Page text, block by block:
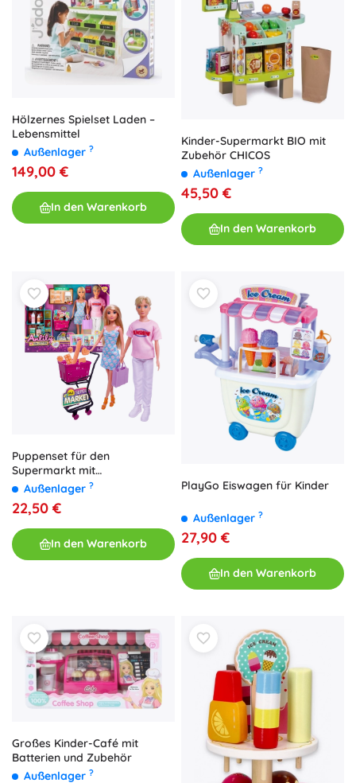
Hölzernes Spielset Laden –
Lebensmittel
Außenlager ?
149,00 €
In den Warenkorb
Kinder-Supermarkt BIO mit
Zubehör CHICOS
Außenlager ?
45,50 €
In den Warenkorb
Puppenset für den
Supermarkt mit
Einkaufswagen
Außenlager ?
22,50 €
In den Warenkorb
PlayGo Eiswagen für Kinder
Außenlager ?
27,90 €
In den Warenkorb
Großes Kinder-Café mit
Batterien und Zubehör
Außenlager ?